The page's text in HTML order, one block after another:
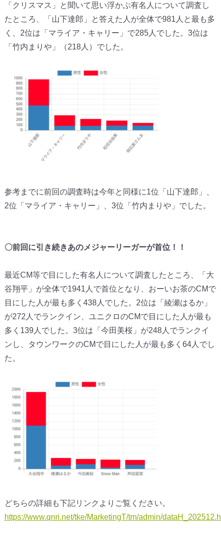
「クリスマス」
と聞いて思い浮かぶ有名人について調査し
たところ、「山下達郎」
と答えた人が全体で981人と最も多
く、2位は「マライア・ キャリー」で285人でした。3位は
「竹内まりや」（218人） でした。
参考までに前回の調査時は今年と同様に1位「山下達郎」、
2位「 マライア・キャリー」、3位「竹内まりや」でした。
〇前回に引き続きあのメジャーリーガーが首位！！
最近CM等で目にした有名人について調査したところ、「 大
谷翔平」が全体で1941人で首位となり、 おーいお茶のCMで
目にした人が最も多く438人でした。 2位は「綾瀬はるか」
が272人でランクイン、 ユニクロのCMで目にした人が最も
多く139人でした。3位は「 今田美桜」が248人でランクイ
ンし、
タウンワークのCMで目にした人が最も多く64人でし
た。
どちらの詳細も下記リンクよりご覧ください。
https://www.qnri.net/tke/MarketingT/tm/admin/